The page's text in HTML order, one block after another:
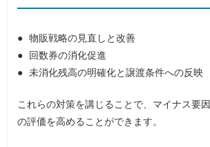
物販戦略の見直しと改善
回数券の消化促進
未消化残高の明確化と譲渡条件への反映
これらの対策を講じることで、マイナス要
の評価を高めることができます。